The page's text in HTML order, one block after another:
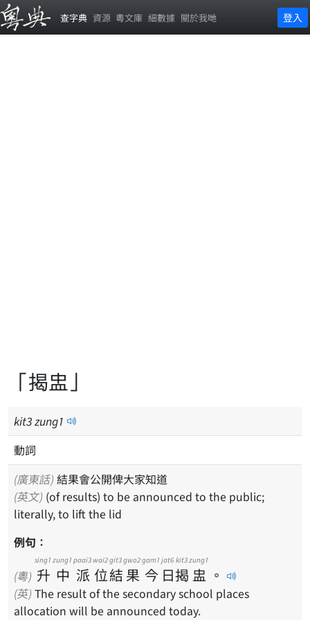
查字典 資源 粵文庫 細數據 關於我哋 登入
「揭盅」
kit3zung1
動詞
(廣東話) 結果會公開俾大家知道
(英文)
literally, to lift the lid
例句：
(粵) 升
sing1
中
zung1
派
paai3
位
wai2
結
git3
果
gwo2
今
gam1
日
jat6
揭
kit3
盅
zung1
。
(英) The result of the secondary school places
allocation will be announced today.